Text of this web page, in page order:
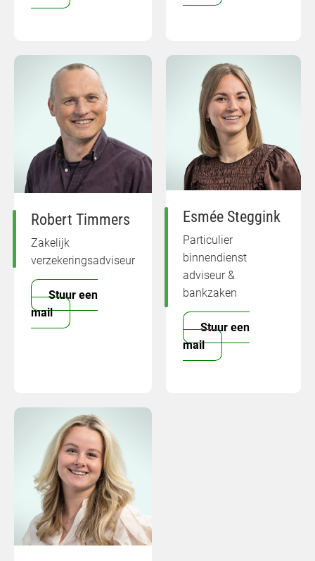
Robert Timmers
Zakelijk
verzekeringsadviseur
Stuur een
mail
Esmée Steggink
Particulier
binnendienst
adviseur &
bankzaken
Stuur een
mail